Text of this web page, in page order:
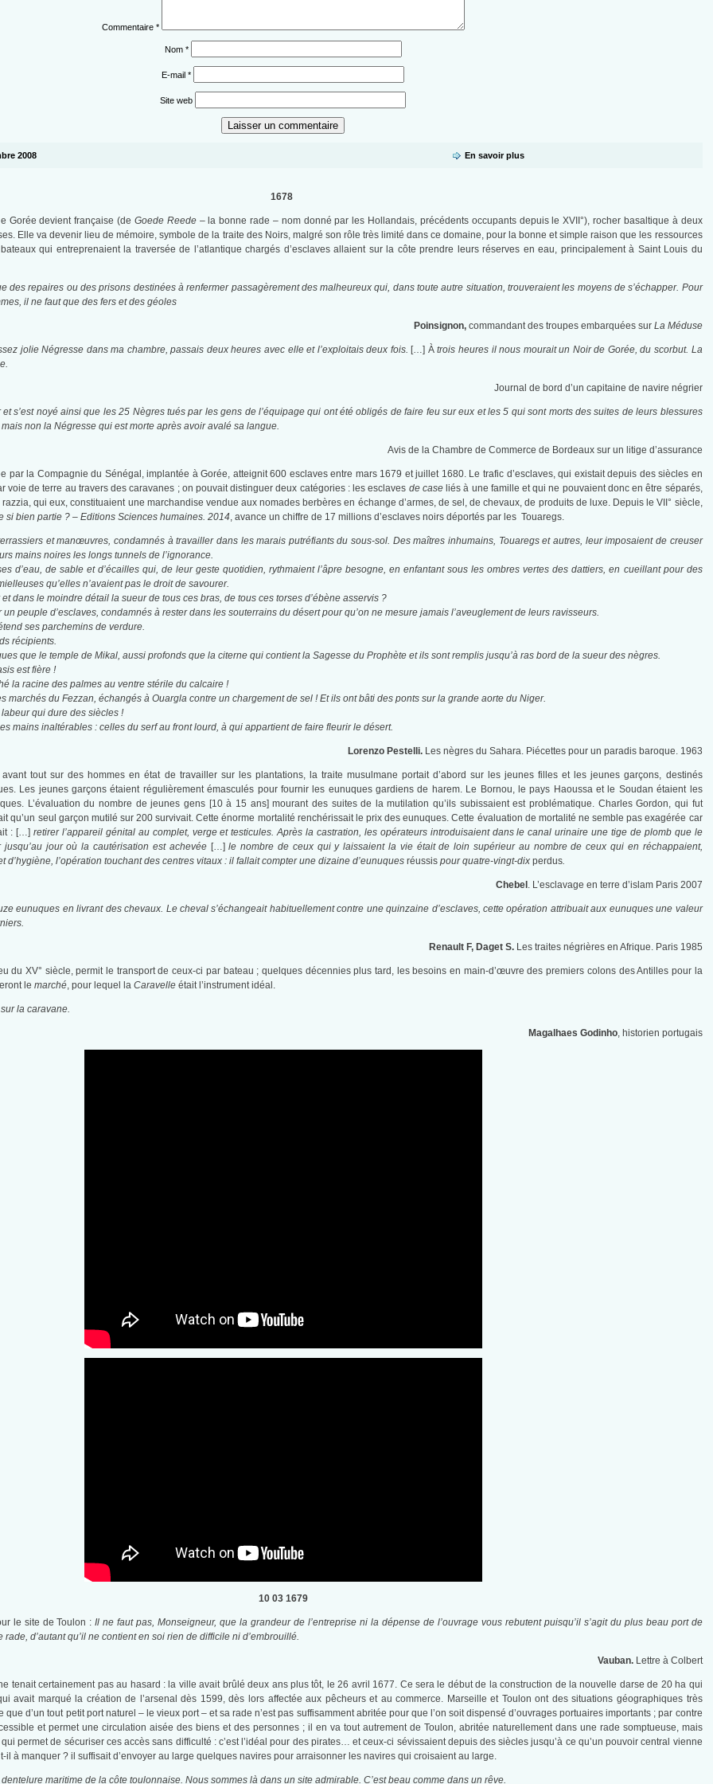
Commentaire *
Nom *
E-mail*
Site web
2008 En savoir plus
1678
Gorée devient française (de Goede Reede – la bonne rade – nom donné par les Hollandais, précédents occupants depuis le XVII°), rocher basaltique à deux
Elle va devenir lieu de mémoire, symbole de la traite des Noirs, malgré son rôle très limité dans ce domaine, pour la bonne et simple raison que les ressources
qui entreprenaient la traversée de l’atlantique chargés d’esclaves allaient sur la côte prendre leurs réserves en eau, principalement à Saint Louis du
des repaires ou des prisons destinées à renfermer passagèrement des malheureux qui, dans toute autre situation, trouveraient les moyens de s’échapper. Pour
il ne faut que des fers et des géoles
Poinsignon, commandant des troupes embarquées sur La Méduse
jolie Négresse dans ma chambre, passais deux heures avec elle et l’exploitais deux fois. […] Àtrois heures il nous mourait un Noir de Gorée, du scorbut. La
Journal de bord d’un capitaine de navire négrier
s’est noyé ainsi que les 25 Nègres tués par les gens de l’équipage qui ont été obligés de faire feu sur eux et les 5 qui sont morts des suites de leurs blessures
non la Négresse qui est morte après avoir avalé sa langue.
Avis de la Chambre de Commerce de Bordeaux sur un litige d’assurance
par la Compagnie du Sénégal, implantée à Gorée, atteignit 600 esclaves entre mars 1679 et juillet 1680. Le trafic d’esclaves, qui existait depuis des siècles en
voie de terre au travers des caravanes ; on pouvait distinguer deux catégories : les esclaves de caseliés à une famille et qui ne pouvaient donc en être séparés,
qui eux, constituaient une marchandise vendue aux nomades berbères en échange d’armes, de sel, de chevaux, de produits de luxe. Depuis le VII° siècle,
si bien partie ? – Editions Sciences humaines. 2014, avance un chiffre de 17 millions d’esclaves noirs déportés par les Touaregs.
et manœuvres, condamnés à travailler dans les marais putréfiants du sous-sol. Des maîtres inhumains, Touaregs et autres, leur imposaient de creuser
mains noires les longs tunnels de l’ignorance.
d’eau, de sable et d’écailles qui, de leur geste quotidien, rythmaient l’âpre besogne, en enfantant sous les ombres vertes des dattiers, en cueillant pour des
qu’elles n’avaient pas le droit de savourer.
dans le moindre détail la sueur de tous ces bras, de tous ces torses d’ébène asservis ?
peuple d’esclaves, condamnés à rester dans les souterrains du désert pour qu’on ne mesure jamais l’aveuglement de leurs ravisseurs.
ses parchemins de verdure.
récipients.
que le temple de Mikal, aussi profonds que la citerne qui contient la Sagesse du Prophète et ils sont remplis jusqu’à ras bord de la sueur des nègres.
est fière !
la racine des palmes au ventre stérile du calcaire !
marchés du Fezzan, échangés à Ouargla contre un chargement de sel ! Et ils ont bâti des ponts sur la grande aorte du Niger.
qui dure des siècles !
mains inaltérables : celles du serf au front lourd, à qui appartient de faire fleurir le désert.
Lorenzo Pestelli. Les nègres du Sahara. Piécettes pour un paradis baroque. 1963
tout sur des hommes en état de travailler sur les plantations, la traite musulmane portait d’abord sur les jeunes filles et les jeunes garçons, destinés
Les jeunes garçons étaient régulièrement émasculés pour fournir les eunuques gardiens de harem. Le Bornou, le pays Haoussa et le Soudan étaient les
L’évaluation du nombre de jeunes gens [10 à 15 ans] mourant des suites de la mutilation qu’ils subissaient est problématique. Charles Gordon, qui fut
qu’un seul garçon mutilé sur 200 survivait. Cette énorme mortalité renchérissait le prix des eunuques. Cette évaluation de mortalité ne semble pas exagérée car
: […]retirer l’appareil génital au complet, verge et testicules. Après la castration, les opérateurs introduisaient dans le canal urinaire une tige de plomb que le
jusqu’au jour où la cautérisation est achevée […] le nombre de ceux qui y laissaient la vie était de loin supérieur au nombre de ceux qui en réchappaient,
d’hygiène, l’opération touchant des centres vitaux : il fallait compter une dizaine d’eunuques réussispour quatre-vingt-dix perdus.
Chebel . L’esclavage en terre d’islam Paris 2007
eunuques en livrant des chevaux. Le cheval s’échangeait habituellement contre une quinzaine d’esclaves, cette opération attribuait aux eunuques une valeur
Renault F, Daget S.Les traites négrières en Afrique. Paris 1985
du XV° siècle, permit le transport de ceux-ci par bateau ; quelques décennies plus tard, les besoins en main-d’œuvre des premiers colons des Antilles pour la
le marché, pour lequel la Caravelleétait l’instrument idéal.
la caravane.
Magalhaes Godinho, historien portugais
10 03 1679
le site de Toulon :Il ne faut pas, Monseigneur, que la grandeur de l’entreprise ni la dépense de l’ouvrage vous rebutent puisqu’il s’agit du plus beau port de
d’autant qu’il ne contient en soi rien de difficile ni d’embrouillé.
Vauban.Lettre à Colbert
tenait certainement pas au hasard : la ville avait brûlé deux ans plus tôt, le 26 avril 1677. Ce sera le début de la construction de la nouvelle darse de 20 ha qui
avait marqué la création de l’arsenal dès 1599, dès lors affectée aux pêcheurs et au commerce. Marseille et Toulon ont des situations géographiques très
d’un tout petit port naturel – le vieux port – et sa rade n’est pas suffisamment abritée pour que l’on soit dispensé d’ouvrages portuaires importants ; par contre
et permet une circulation aisée des biens et des personnes ; il en va tout autrement de Toulon, abritée naturellement dans une rade somptueuse, mais
permet de sécuriser ces accès sans difficulté : c’est l’idéal pour des pirates… et ceux-ci sévissaient depuis des siècles jusqu’à ce qu’un pouvoir central vienne
il à manquer ? il suffisait d’envoyer au large quelques navires pour arraisonner les navires qui croisaient au large.
maritime de la côte toulonnaise. Nous sommes là dans un site admirable. C’est beau comme dans un rêve.